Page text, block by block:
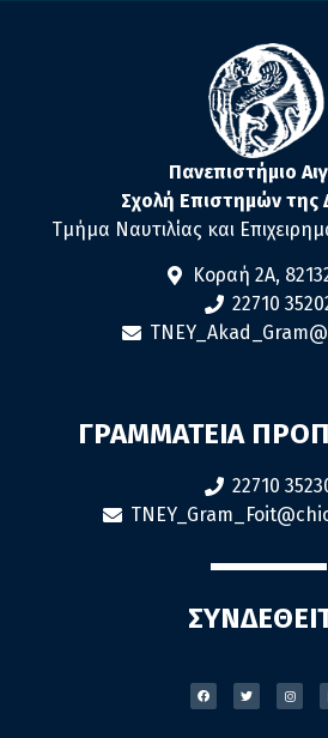
Πανεπιστήμιο
Σχολή Επιστημών της
Τμήμα Ναυτιλίας και
Κοραή 2Α,
22710
ΓΡΑΜΜΑΤΕΙΑ
22710